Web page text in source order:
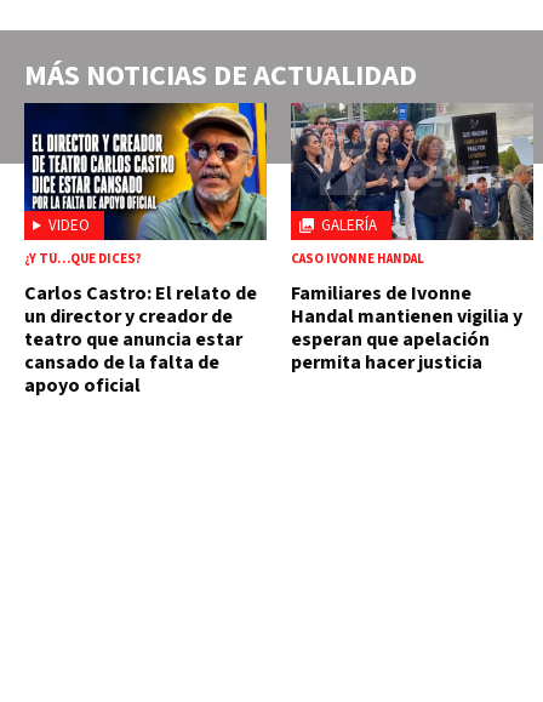
MÁS NOTICIAS DEACTUALIDAD
VIDEO
¿Y TÚ…QUE DICES?
Carlos Castro: El relato de
un director y creador de
teatro que anuncia estar
cansado de la falta de
apoyo oficial
GALERÍA
CASO IVONNE HANDAL
Familiares de Ivonne
Handal mantienen vigilia y
esperan que apelación
permita hacer justicia